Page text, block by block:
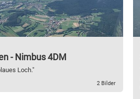
- Nimbus 4DM
Loch."
2 Bilder